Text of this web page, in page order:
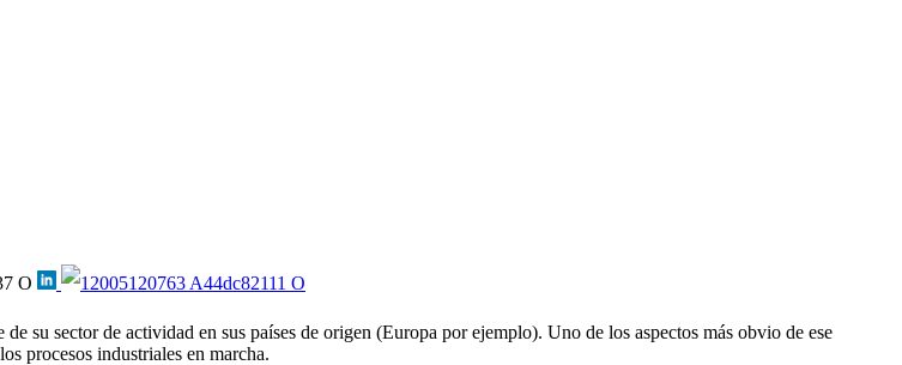
su sector de actividad en sus países de origen (Europa por ejemplo). Uno de los aspectos más obvio de ese
procesos industriales en marcha.